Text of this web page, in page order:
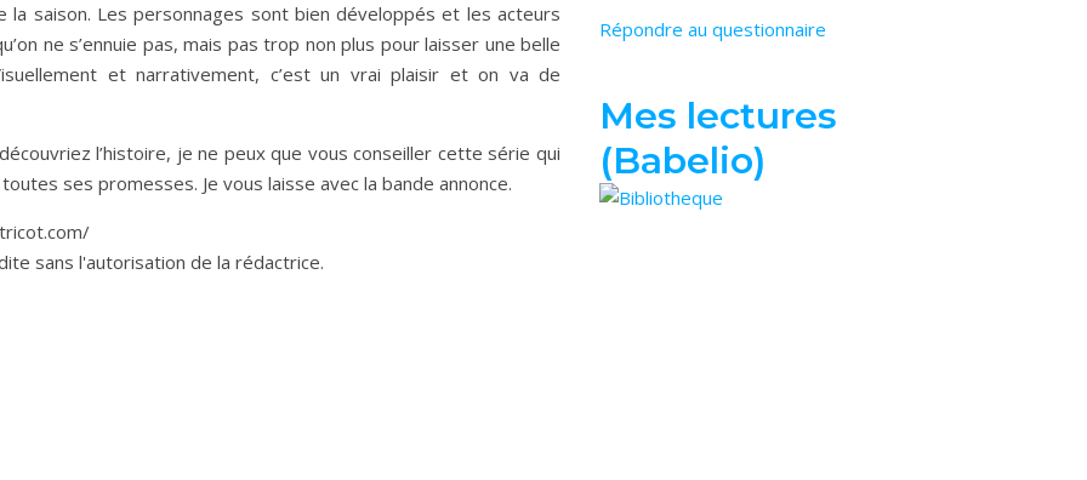
la saison. Les personnages sont bien développés et les acteurs
ne s’ennuie pas, mais pas trop non plus pour laisser une belle
et narrativement, c’est un vrai plaisir et on va de
l’histoire, je ne peux que vous conseiller cette série qui
ses promesses. Je vous laisse avec la bande annonce.
sans l'autorisation de la rédactrice.
Répondre au questionnaire
Mes lectures
(Babelio)